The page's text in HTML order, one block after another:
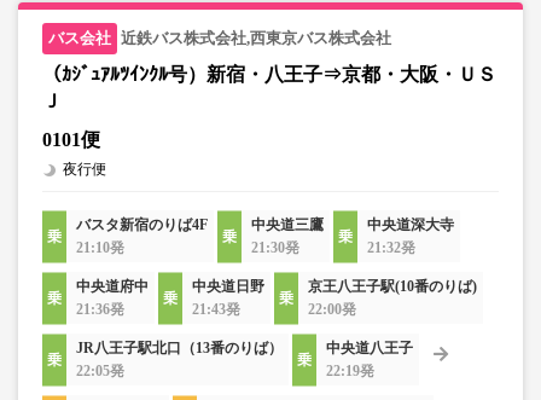
近鉄バス株式会社,西東京バス株式会社
（ｶｼﾞｭｱﾙﾂｲﾝｸﾙ号）新宿・八王子⇒京都・大阪・ＵＳ
Ｊ
0101便
夜行便
バスタ新宿のりば4F
21:10発
中央道三鷹
21:30発
中央道深大寺
21:32発
中央道府中
21:36発
中央道日野
21:43発
京王八王子駅(10番のりば)
22:00発
JR八王子駅北口（13番のりば）
22:05発
中央道八王子
22:19発